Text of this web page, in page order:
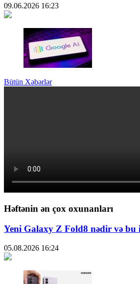
09.06.2026 16:23
Bütün Xəbərlər
Həftənin ən çox oxunanları
Yeni Galaxy Z Fold8 nədir və bu
05.08.2026 16:24